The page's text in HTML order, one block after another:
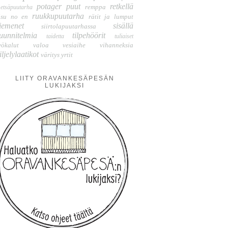
potager puut remppa retkellä
no en ruukkupuutarha rätit ja lumput
siirtolapuutarhassa
sisällä
taidetta tilpehöörit tuliaiset
valoa vesiaihe vihanneksia
väritys yrtit
LIITY ORAVANKESÄPESÄN
LUKIJAKSI